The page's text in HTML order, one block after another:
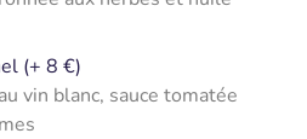
(+ 8 €)
vin blanc, sauce tomatée